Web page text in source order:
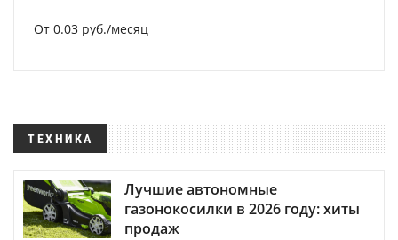
От 0.03 руб./месяц
ТЕХНИКА
Лучшие автономные
газонокосилки в 2026 году: хиты
продаж